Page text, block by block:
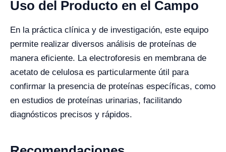
Uso del Producto en el Campo
En la práctica clínica y de investigación, este equipo
permite realizar diversos análisis de proteínas de
manera eficiente. La electroforesis en membrana de
acetato de celulosa es particularmente útil para
confirmar la presencia de proteínas específicas, como
en estudios de proteínas urinarias, facilitando
diagnósticos precisos y rápidos.